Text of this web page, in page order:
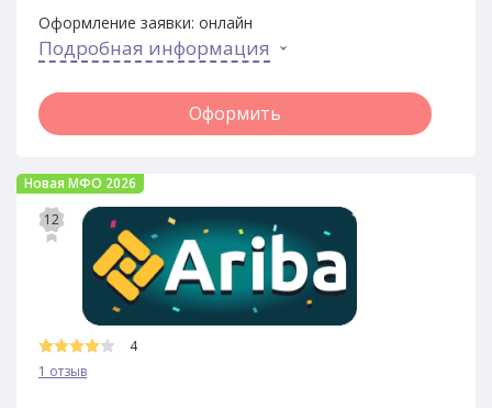
Оформление заявки: онлайн
Подробная информация
Оформить
Новая МФО 2026
12
4
1 отзыв